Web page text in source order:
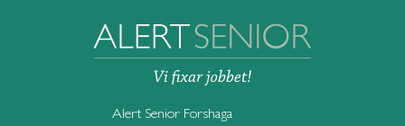
Alert Senior Forshaga